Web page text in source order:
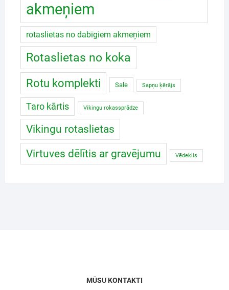
akmeņiem
rotaslietas no dabīgiem akmeņiem
Rotaslietas no koka
Rotu komplekti Sale Sapņu ķērājs
Taro kārtis Vikingu rokassprādze
Vikingu rotaslietas
Virtuves dēlītis ar gravējumu Vēdeklis
MŪSU KONTAKTI